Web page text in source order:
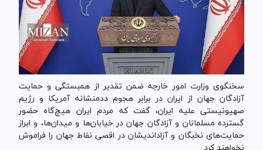
سخنگوی وزارت امور خارجه ضمن تقدیر از همبستگی و حمایت
آزادگان جهان از ایران در برابر هجوم ددمنشانه آمریکا و رژیم
صهیونیستی علیه ایران، گفت که مردم ایران هیچ‌گاه حضور
گسترده مسلمانان و آزادگان جهان در خیابان‌ها و میدان‌ها، و ابراز
حمایت‌های نخبگان و آزاداندیشان در اقصی نقاط جهان را فراموش
نخواهند کرد